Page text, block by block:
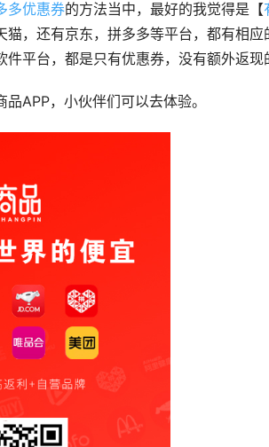
多优惠券的方法当中，最好的我觉得是【
猫，还有京东，拼多多等平台，都有相
件平台，都是只有优惠券，没有额外返
APP，小伙伴们可以去体验。